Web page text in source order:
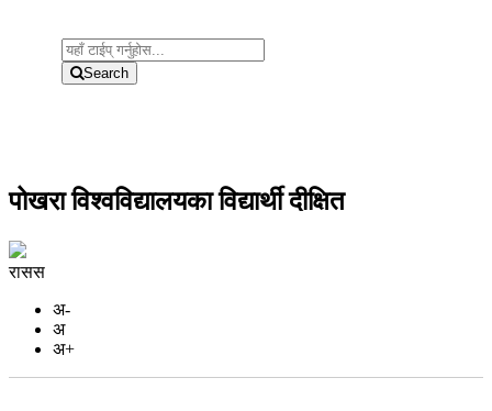
Search
पोखरा विश्वविद्यालयका विद्यार्थी दीक्षित
रासस
अ-
अ
अ+